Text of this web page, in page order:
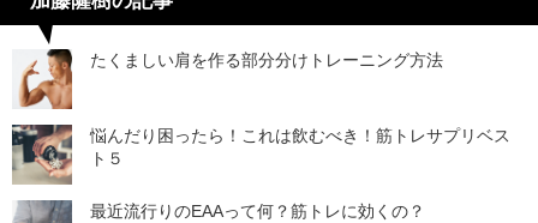
たくましい肩を作る部分分けトレーニング方法
悩んだり困ったら！これは飲むべき！筋トレサプリベス
ト５
最近流行りのEAAって何？筋トレに効くの？